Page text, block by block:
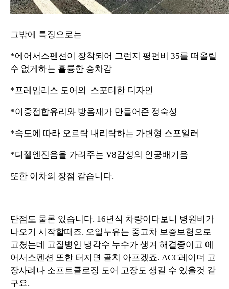
그밖에 특징으로는
*에어서스펜션이 장착되어 그런지 평편비 35를 떠올릴
수 없게하는 훌륭한 승차감
*프레임리스 도어의 스포티한 디자인
*이중접합유리와 방음재가 만들어준 정숙성
*속도에 따라 오르락 내리락하는 가변형 스포일러
*디젤엔진음을 가려주는 V8감성의 인공배기음
또한 이차의 장점 같습니다.
단점도 물론 있습니다. 16년식 차량이다보니 병원비가
나오기 시작할때죠. 오일누유는 중고차 보증보험으로
고쳤는데 고질병인 냉각수 누수가 생겨 해결중이고 에
어서스펜션 또한 터지면 골치 아프겠죠. ACC레이더 고
장사례나 소프트클로징 도어 고장도 생길 수 있을것 같
구요.